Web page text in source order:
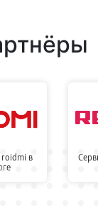
roidmi в